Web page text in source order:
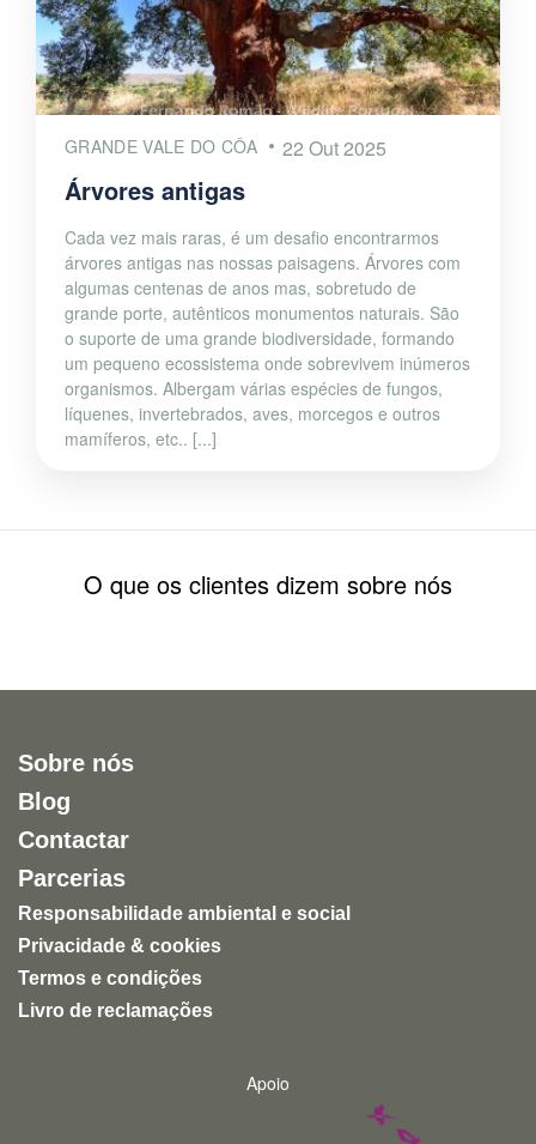
GRANDE VALE DO CÔA 22 Out 2025
Árvores antigas
Cada vez mais raras, é um desafio encontrarmos
árvores antigas nas nossas paisagens. Árvores com
algumas centenas de anos mas, sobretudo de
grande porte, autênticos monumentos naturais. São
o suporte de uma grande biodiversidade, formando
um pequeno ecossistema onde sobrevivem inúmeros
organismos. Albergam várias espécies de fungos,
líquenes, invertebrados, aves, morcegos e outros
mamíferos, etc.. [...]
O que os clientes dizem sobre nós
Sobre nós
Blog
Contactar
Parcerias
Responsabilidade ambiental e social
Privacidade & cookies
Termos e condições
Livro de reclamações
Apoio